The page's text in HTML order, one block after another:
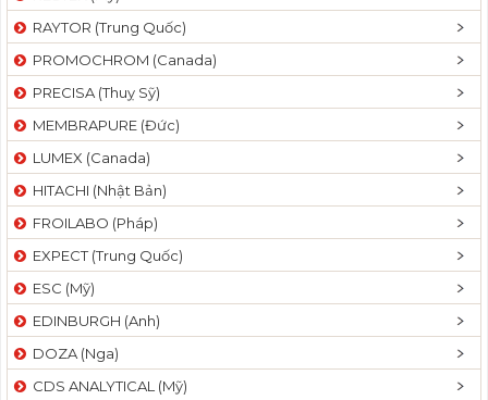
RAYTOR (Trung Quốc)
PROMOCHROM (Canada)
PRECISA (Thuỵ Sỹ)
MEMBRAPURE (Đức)
LUMEX (Canada)
HITACHI (Nhật Bản)
FROILABO (Pháp)
EXPECT (Trung Quốc)
ESC (Mỹ)
EDINBURGH (Anh)
DOZA (Nga)
CDS ANALYTICAL (Mỹ)